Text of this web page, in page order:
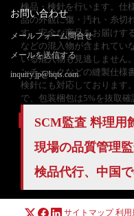
検品・検針を行います。仕
品の外観に傷・汚れ・糸切
す。安全な商品をお届けす
などの混入物が含まれてい
いる混入物も見逃しません
ンチェックなどの縫製仕様
検針にも対応しております
で、包装梱包は5%を抜取確
SCM監査 料理用
現場の品質管理
検品代行、中国
お問い合わせ
メールフォーム問合せ
メールを送信する
inquiry.jp@hqts.com
050-5840-2657
サイトマップ 利用